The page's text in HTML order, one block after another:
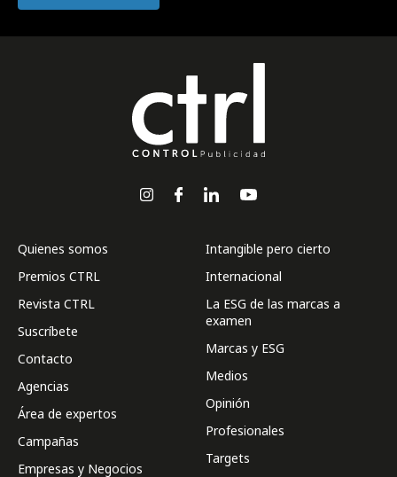
Quienes somos
Premios CTRL
Revista CTRL
Suscríbete
Contacto
Agencias
Área de expertos
Campañas
Empresas y Negocios
Intangible pero cierto
Internacional
La ESG de las marcas a
examen
Marcas y ESG
Medios
Opinión
Profesionales
Targets